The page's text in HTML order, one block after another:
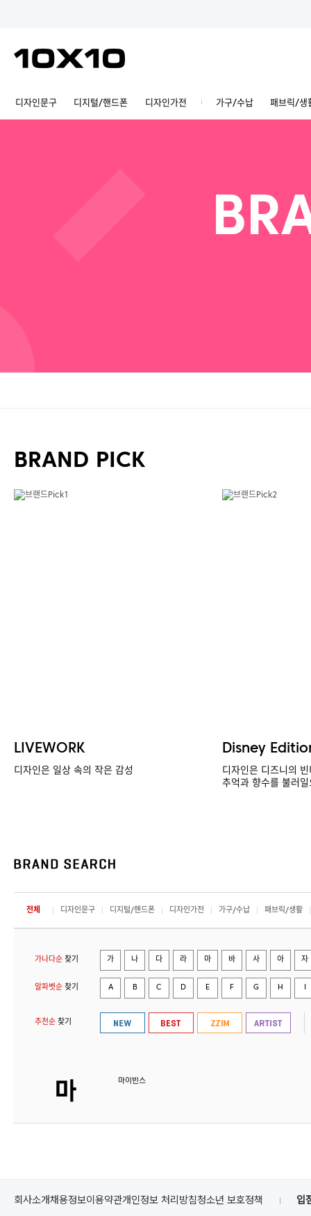
디자인문구 디지털/핸드폰 디자인가전 가구/수납 패브릭/생
BRAND PICK
LIVEWORK
디자인은 일상 속의 작은 감성
Disney
디자인은 디즈니의
추억과 향수를 불러
전체 디자인문구 디지털/핸드폰 디자인가전 가구/수납 패브릭/생활
가나다순 찾기 가 나 다 라 마 바 사 아 자
알파벳순 찾기 A B C D E F G H
추천순 찾기
마이빈스
회사소개채용정보이용약관개인정보 처리방침청소년 보호정책 입